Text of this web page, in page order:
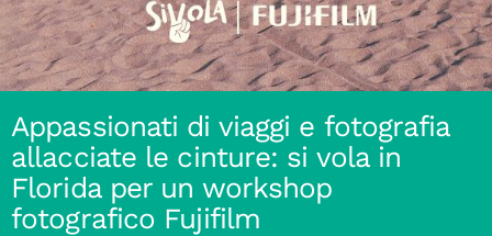
Appassionati di viaggi e fotografia
allacciate le cinture: si vola in
Florida per un workshop
fotografico Fujifilm